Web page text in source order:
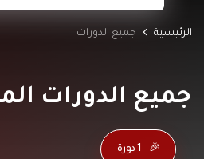
الرئيسية جميع الدورات
جميع الدورات
🎉 1 دورة